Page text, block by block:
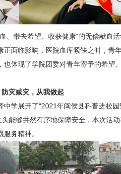
、带去希望、收获健康”的无偿献血
面临影响，医院血库紧缺之时，青
体现了学院团委对青年寄予的希望
灾减灾，从我做起
学展开了“2021年闽侯县科普进校
能够井然有序地保障安全，本次活
务精神。